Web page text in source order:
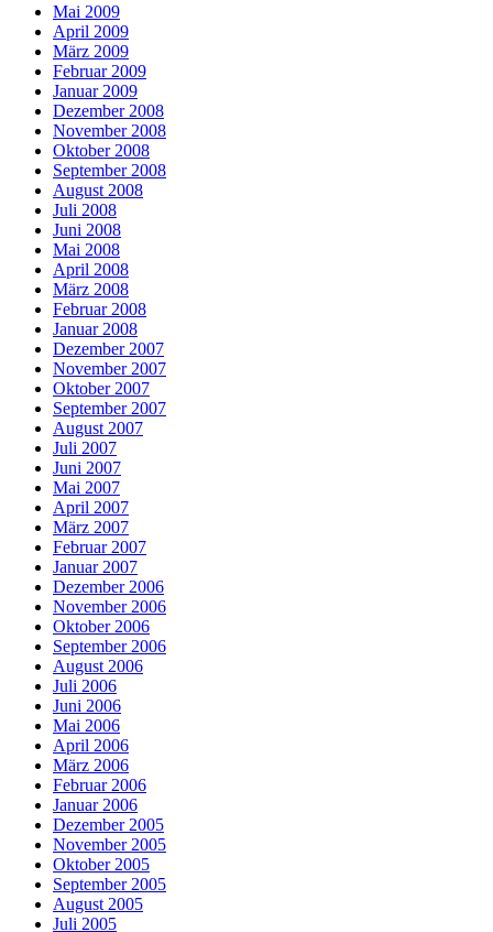
Mai 2009
April 2009
März 2009
Februar 2009
Januar 2009
Dezember 2008
November 2008
Oktober 2008
September 2008
August 2008
Juli 2008
Juni 2008
Mai 2008
April 2008
März 2008
Februar 2008
Januar 2008
Dezember 2007
November 2007
Oktober 2007
September 2007
August 2007
Juli 2007
Juni 2007
Mai 2007
April 2007
März 2007
Februar 2007
Januar 2007
Dezember 2006
November 2006
Oktober 2006
September 2006
August 2006
Juli 2006
Juni 2006
Mai 2006
April 2006
März 2006
Februar 2006
Januar 2006
Dezember 2005
November 2005
Oktober 2005
September 2005
August 2005
Juli 2005